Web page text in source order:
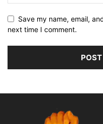
Save my name, email,
next time I comment.